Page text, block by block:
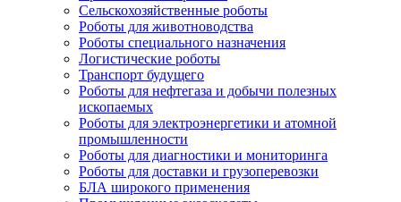
Сельскохозяйственные роботы
Роботы для животноводства
Роботы специального назначения
Логистические роботы
Транспорт будущего
Роботы для нефтегаза и добычи полезных
ископаемых
Роботы для электроэнергетики и атомной
промышленности
Роботы для диагностики и мониторинга
Роботы для доставки и грузоперевозки
БЛА широкого применения